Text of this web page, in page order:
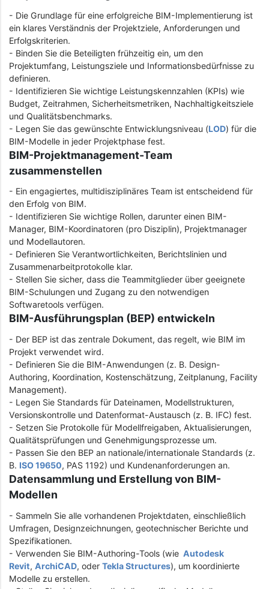
- Die Grundlage für eine erfolgreiche BIM-Implementierung ist
ein klares Verständnis der Projektziele, Anforderungen und
Erfolgskriterien.
- Binden Sie die Beteiligten frühzeitig ein, um den
Projektumfang, Leistungsziele und Informationsbedürfnisse zu
definieren.
- Identifizieren Sie wichtige Leistungskennzahlen (KPIs) wie
Budget, Zeitrahmen, Sicherheitsmetriken, Nachhaltigkeitsziele
und Qualitätsbenchmarks.
- Legen Sie das gewünschte Entwicklungsniveau (LOD) für die
BIM-Modelle in jeder Projektphase fest.
BIM-Projektmanagement-Team
zusammenstellen
- Ein engagiertes, multidisziplinäres Team ist entscheidend für
den Erfolg von BIM.
- Identifizieren Sie wichtige Rollen, darunter einen BIM-
Manager, BIM-Koordinatoren (pro Disziplin), Projektmanager
und Modellautoren.
- Definieren Sie Verantwortlichkeiten, Berichtslinien und
Zusammenarbeitprotokolle klar.
- Stellen Sie sicher, dass die Teammitglieder über geeignete
BIM-Schulungen und Zugang zu den notwendigen
Softwaretools verfügen.
BIM-Ausführungsplan (BEP) entwickeln
- Der BEP ist das zentrale Dokument, das regelt, wie BIM im
Projekt verwendet wird.
- Definieren Sie die BIM-Anwendungen (z. B. Design-
Authoring, Koordination, Kostenschätzung, Zeitplanung, Facility
Management).
- Legen Sie Standards für Dateinamen, Modellstrukturen,
Versionskontrolle und Datenformat-Austausch (z. B. IFC) fest.
- Setzen Sie Protokolle für Modellfreigaben, Aktualisierungen,
Qualitätsprüfungen und Genehmigungsprozesse um.
- Passen Sie den BEP an nationale/internationale Standards (z.
B. ISO 19650, PAS 1192) und Kundenanforderungen an.
Datensammlung und Erstellung von BIM-
Modellen
- Sammeln Sie alle vorhandenen Projektdaten, einschließlich
Umfragen, Designzeichnungen, geotechnischer Berichte und
Spezifikationen.
- Verwenden Sie BIM-Authoring-Tools (wie Autodesk
Revit, ArchiCAD, oder Tekla Structures), um koordinierte
Modelle zu erstellen.